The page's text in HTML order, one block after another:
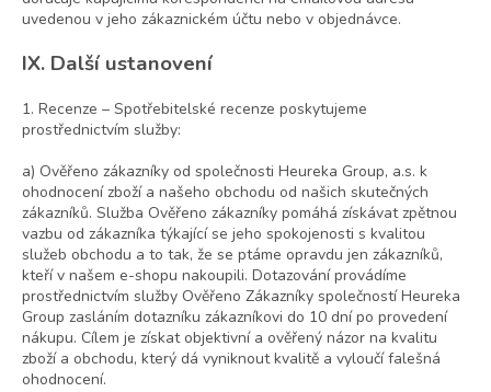
uvedenou v jeho zákaznickém účtu nebo v objednávce.
IX. Další ustanovení
1. Recenze – Spotřebitelské recenze poskytujeme
prostřednictvím služby:
a) Ověřeno zákazníky od společnosti Heureka Group, a.s. k
ohodnocení zboží a našeho obchodu od našich skutečných
zákazníků. Služba Ověřeno zákazníky pomáhá získávat zpětnou
vazbu od zákazníka týkající se jeho spokojenosti s kvalitou
služeb obchodu a to tak, že se ptáme opravdu jen zákazníků,
kteří v našem e-shopu nakoupili. Dotazování provádíme
prostřednictvím služby Ověřeno Zákazníky společností Heureka
Group zasláním dotazníku zákazníkovi do 10 dní po provedení
nákupu. Cílem je získat objektivní a ověřený názor na kvalitu
zboží a obchodu, který dá vyniknout kvalitě a vyloučí falešná
ohodnocení.